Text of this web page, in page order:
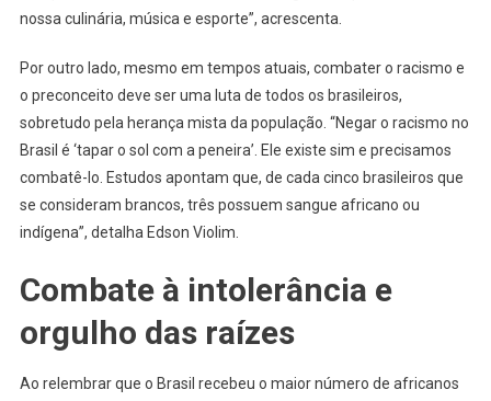
nossa culinária, música e esporte”, acrescenta.
Por outro lado, mesmo em tempos atuais, combater o racismo e
o preconceito deve ser uma luta de todos os brasileiros,
sobretudo pela herança mista da população. “Negar o racismo no
Brasil é ‘tapar o sol com a peneira’. Ele existe sim e precisamos
combatê-lo. Estudos apontam que, de cada cinco brasileiros que
se consideram brancos, três possuem sangue africano ou
indígena”, detalha Edson Violim.
Combate à intolerância e
orgulho das raízes
Ao relembrar que o Brasil recebeu o maior número de africanos